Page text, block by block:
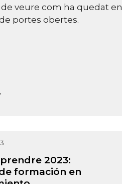
veure com ha quedat en
portes obertes.
2023:
formación en